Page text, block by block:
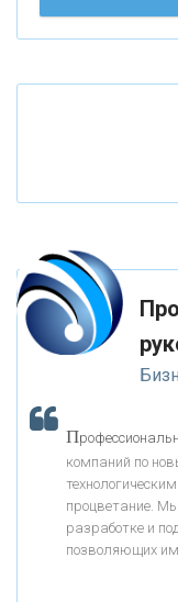
«ФК
«ПРЕСС-
К ак
П
компаний по
процветание.
разработке и
позволяющих